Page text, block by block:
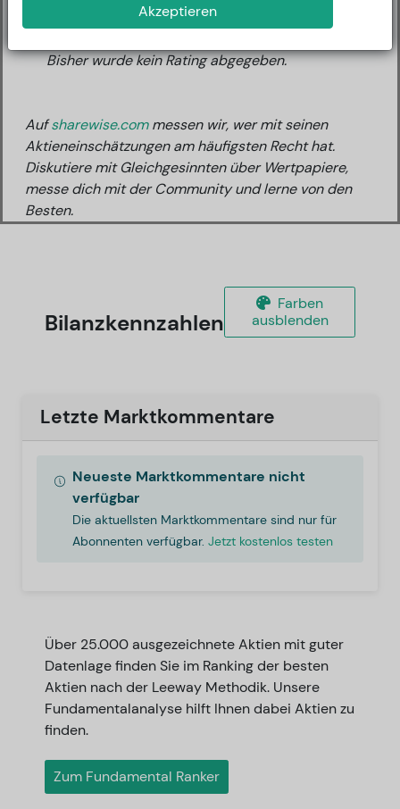
Bisher wurde kein Rating abgegeben.
Aufsharewise.commessen wir, wer mit seinen
Aktieneinschätzungen am häufigsten Recht hat.
Diskutiere mit Gleichgesinnten über Wertpapiere,
messe dich mit der Community und lerne von den
Besten.
Bilanzkennzahlen
Farben
ausblenden
Letzte Marktkommentare
Neueste Marktkommentare nicht
verfügbar
Die aktuellsten Marktkommentare sind nur für
Abonnenten verfügbar.Jetzt kostenlos testen
Über 25.000 ausgezeichnete Aktien mit guter
Datenlage finden Sie im Ranking der besten
Aktien nach der Leeway Methodik. Unsere
Fundamentalanalyse hilft Ihnen dabei Aktien zu
finden.
Zum Fundamental Ranker
Akzeptieren